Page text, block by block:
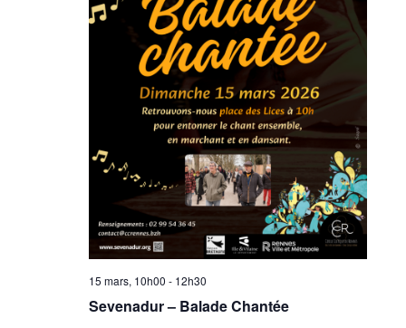
15 mars, 10h00 - 12h30
Sevenadur – Balade Chantée